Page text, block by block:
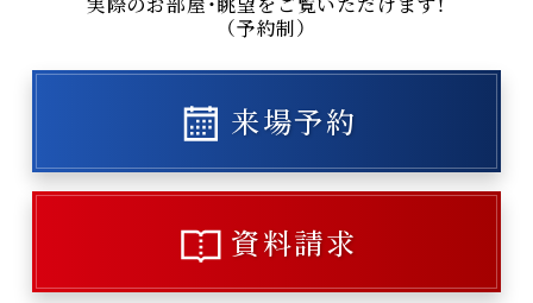
（予約制）
来場予約
資料請求